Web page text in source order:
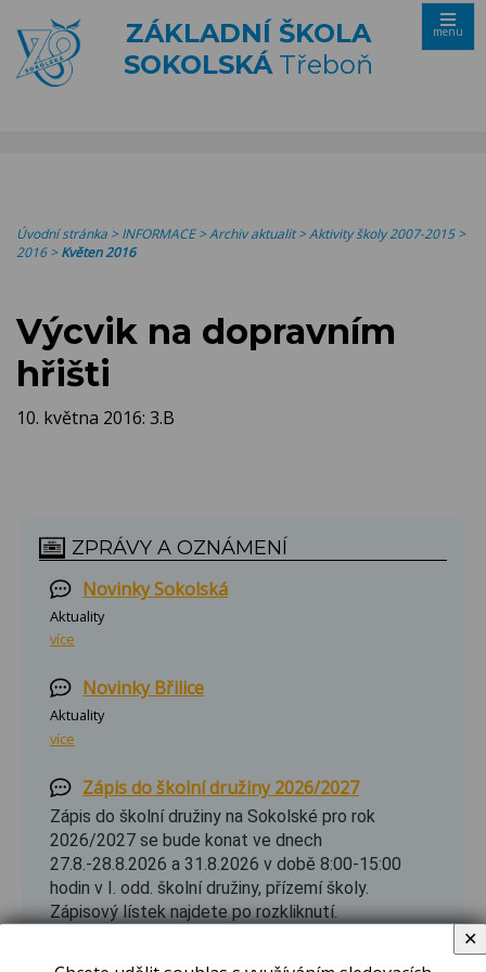
ZÁKLADNÍ ŠKOLA
SOKOLSKÁTřeboň
menu
Úvodní stránka >INFORMACE>Archiv aktualit>Aktivity školy 2007-2015>
2016>Květen 2016
Výcvik na dopravním
hřišti
10. května 2016: 3.B
ZPRÁVY A OZNÁMENÍ
Novinky Sokolská
Aktuality
více
Novinky Břilice
Aktuality
více
Zápis do školní družiny 2026/2027
Zápis do školní družiny na Sokolské pro rok
2026/2027 se bude konat ve dnech
27.8.-28.8.2026 a 31.8.2026 v době 8:00-15:00
hodin v I. odd. školní družiny, přízemí školy.
Zápisový lístek najdete po rozkliknutí.
✕